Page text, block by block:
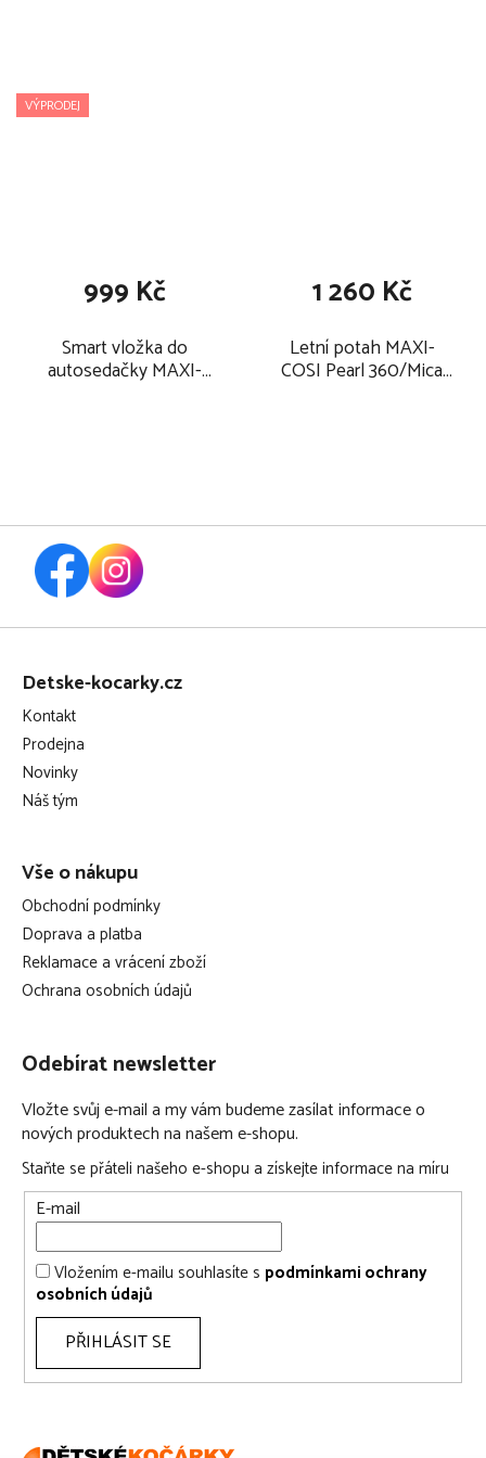
VÝPRODEJ
Smart vložka do
autosedačky MAXI-
999 Kč
Letní potah MAXI-
COSI Pearl 360/Mica
1 260 Kč
Z
Detske-kocarky.cz
Kontakt
Prodejna
Novinky
Náš tým
Vše o nákupu
Obchodní podmínky
Doprava a platba
Reklamace a vrácení zboží
Ochrana osobních údajů
Odebírat newsletter
Vložte svůj e-mail a my vám budeme zasílat informace o
nových produktech na našem e-shopu.
Staňte se přáteli našeho e-shopu a získejte informace na míru
E-mail
Vložením e-mailu souhlasíte s podmínkami ochrany
osobních údajů
PŘIHLÁSIT SE